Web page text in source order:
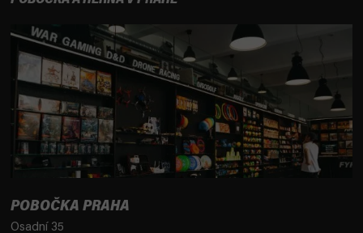
POBOČKA PRAHA
Osadní 35